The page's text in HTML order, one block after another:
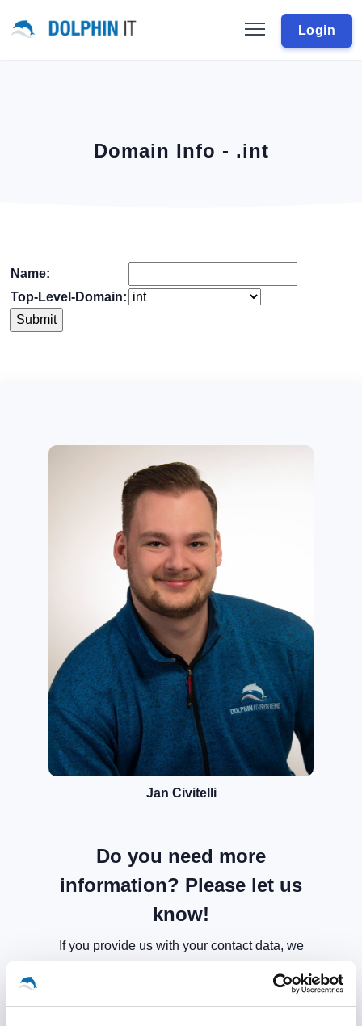
Login
Domain Info - .int
Name:
Top-Level-Domain:
Jan Civitelli
Do you need more
information? Please let us
know!
If you provide us with your contact data, we
will call you back soon!